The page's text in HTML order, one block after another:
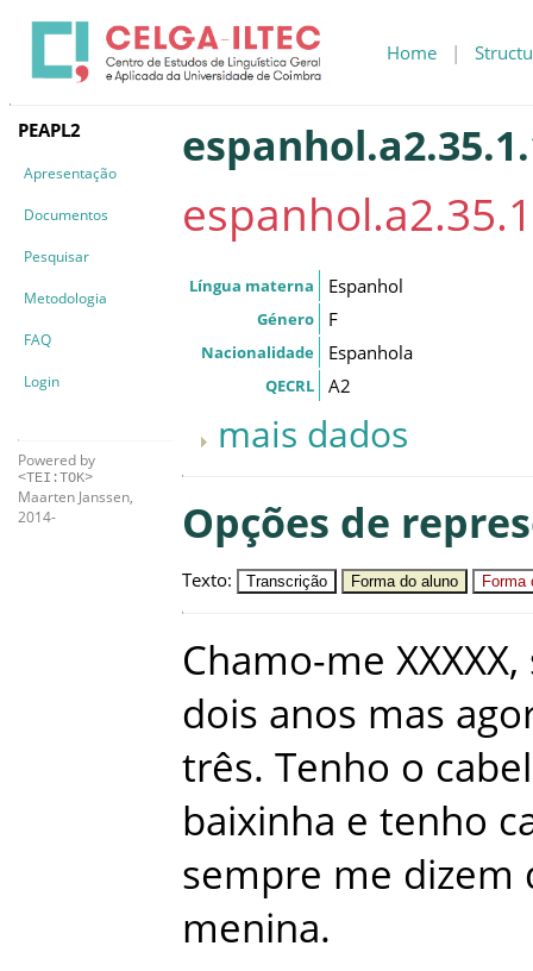
Home |
PEAPL2
Apresentação
Documentos
Pesquisar
Metodologia
FAQ
Login
Powered by
<TEI:TOK>
Maarten Janssen,
2014-
Língua materna Espanhol
Género F
Nacionalidade Espanhola
QECRL A2
mais dados
Opções de
Texto: Transcrição Forma do aluno Forma
Chamo-me XXXXX,
dois anos mas
três. Tenho o
baixinha e tenho
sempre me dizem
menina.